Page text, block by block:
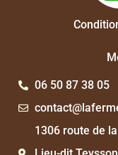
06 50 87 38 05
1306 route de